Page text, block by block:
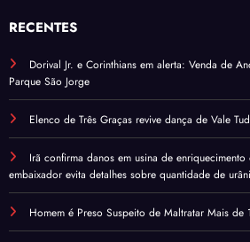
RECENTES
Dorival Jr. e Corinthians em alerta: Venda de
Parque São Jorge
Elenco de Três Graças revive dança de Vale
Irã confirma danos em usina de
embaixador evita detalhes sobre quantidade de
Homem é Preso Suspeito de Maltratar Mais de